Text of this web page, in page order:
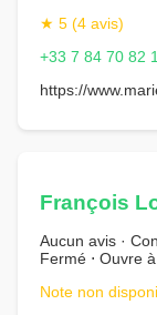
★ 5 (4 avis)
+33 7 84 70 82
https://
François
Aucun avis ·
Fermé ⋅ Ouvre
Note non